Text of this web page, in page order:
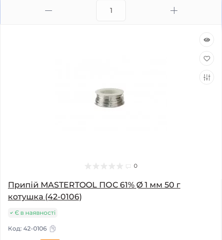
0
Припій MASTERTOOL ПОС 61% Ø 1 мм 50 г
котушка (42-0106)
Є в наявності
Код: 42-0106